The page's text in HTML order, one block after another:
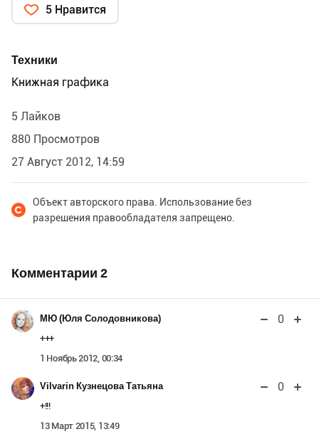
5 Нравится
Техники
Книжная графика
5 Лайков
880 Просмотров
27 Август 2012, 14:59
Объект авторского права. Использование без
разрешения правообладателя запрещено.
Комментарии 2
МЮ (Юля Солодовникова) 0
+++
1 Ноябрь 2012, 00:34
Vilvarin Кузнецова Татьяна 0
+!!!
13 Март 2015, 13:49